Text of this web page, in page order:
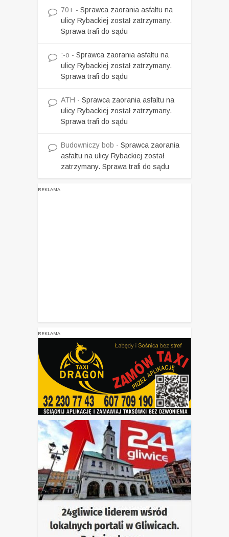
70+ - Sprawca zaorania asfaltu na
ulicy Rybackiej został zatrzymany.
Sprawa trafi do sądu
:-o - Sprawca zaorania asfaltu na
ulicy Rybackiej został zatrzymany.
Sprawa trafi do sądu
ATH - Sprawca zaorania asfaltu na
ulicy Rybackiej został zatrzymany.
Sprawa trafi do sądu
Budowniczy bob - Sprawca zaorania
asfaltu na ulicy Rybackiej został
zatrzymany. Sprawa trafi do sądu
REKLAMA
REKLAMA